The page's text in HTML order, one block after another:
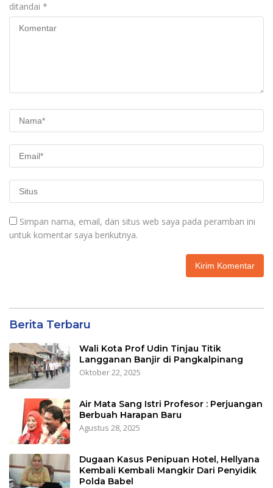
ditandai *
Simpan nama, email, dan situs web saya pada peramban ini
untuk komentar saya berikutnya.
Berita Terbaru
Wali Kota Prof Udin Tinjau Titik
Langganan Banjir di Pangkalpinang
Oktober 22, 2025
Air Mata Sang Istri Profesor : Perjuangan
Berbuah Harapan Baru
Agustus 28, 2025
Dugaan Kasus Penipuan Hotel, Hellyana
Kembali Kembali Mangkir Dari Penyidik
Polda Babel